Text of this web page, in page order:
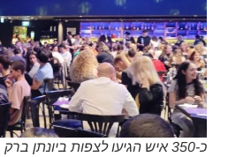
כ-350 איש הגיעו לצפות ביונתן ברק